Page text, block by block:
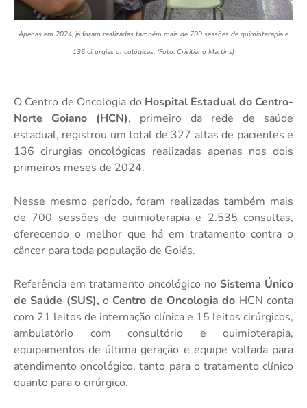
Apenas em 2024, já foram realizadas também mais de 700 sessões de quimioterapia e
136 cirurgias oncológicas. (Foto: Crisitiano Martins)
O Centro de Oncologia do Hospital Estadual do Centro-
Norte Goiano (HCN), primeiro da rede de saúde
estadual, registrou um total de 327 altas de pacientes e
136 cirurgias oncológicas realizadas apenas nos dois
primeiros meses de 2024.
Nesse mesmo período, foram realizadas também mais
de 700 sessões de quimioterapia e 2.535 consultas,
oferecendo o melhor que há em tratamento contra o
câncer para toda população de Goiás.
Referência em tratamento oncológico no Sistema Único
de Saúde (SUS),o Centro de Oncologia do HCN conta
com 21 leitos de internação clínica e 15 leitos cirúrgicos,
ambulatório com consultório e quimioterapia,
equipamentos de última geração e equipe voltada para
atendimento oncológico, tanto para o tratamento clínico
quanto para o cirúrgico.